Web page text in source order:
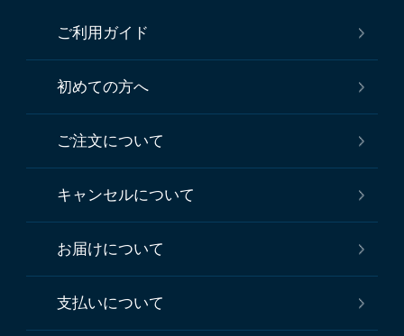
ご利用ガイド
初めての方へ
ご注文について
キャンセルについて
お届けについて
支払いについて